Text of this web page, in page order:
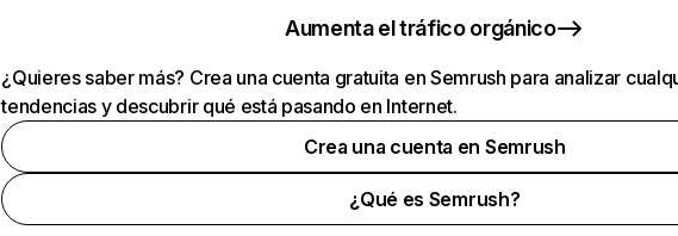
Aumenta el tráfico orgánico
¿Quieres saber más? Crea una cuenta gratuita en Semrush para analizar
tendencias y descubrir qué está pasando en Internet.
Crea una cuenta en Semrush
¿Qué es Semrush?